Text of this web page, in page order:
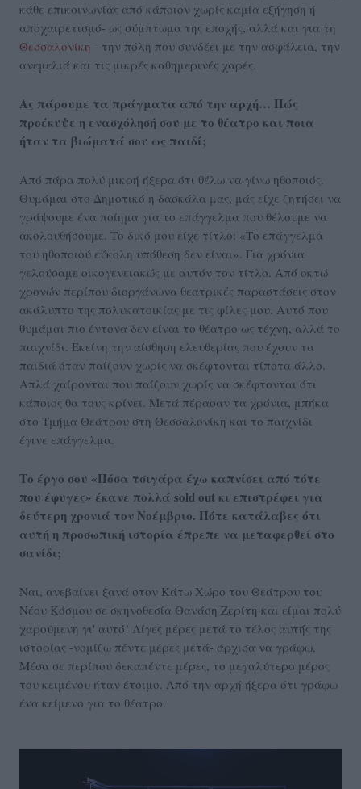
κάθε επικοινωνίας από κάποιον χωρίς καμία εξήγηση ή
αποχαιρετισμό- ως σύμπτωμα της εποχής, αλλά και για τη
Θεσσαλονίκη - την πόλη που συνδέει με την ασφάλεια, την
ανεμελιά και τις μικρές καθημερινές χαρές.
Ας πάρουμε τα πράγματα από την αρχή… Πώς
προέκυψε η ενασχόλησή σου με το θέατρο και ποια
ήταν τα βιώματά σου ως παιδί;
Από πάρα πολύ μικρή ήξερα ότι θέλω να γίνω ηθοποιός.
Θυμάμαι στο Δημοτικό η δασκάλα μας, μάς είχε ζητήσει να
γράψουμε ένα ποίημα για το επάγγελμα που θέλουμε να
ακολουθήσουμε. Το δικό μου είχε τίτλο: «Το επάγγελμα
του ηθοποιού εύκολη υπόθεση δεν είναι». Για χρόνια
γελούσαμε οικογενειακώς με αυτόν τον τίτλο. Από οκτώ
χρονών περίπου διοργάνωνα θεατρικές παραστάσεις στον
ακάλυπτο της πολυκατοικίας με τις φίλες μου. Αυτό που
θυμάμαι πιο έντονα δεν είναι το θέατρο ως τέχνη, αλλά το
παιχνίδι. Εκείνη την αίσθηση ελευθερίας που έχουν τα
παιδιά όταν παίζουν χωρίς να σκέφτονται τίποτα άλλο.
Απλά χαίρονται που παίζουν χωρίς να σκέφτονται ότι
κάποιος θα τους κρίνει. Μετά πέρασαν τα χρόνια, μπήκα
στο Τμήμα Θεάτρου στη Θεσσαλονίκη και το παιχνίδι
έγινε επάγγελμα.
Το έργο σου «Πόσα τσιγάρα έχω καπνίσει από τότε
που έφυγες» έκανε πολλά sold out κι επιστρέφει για
δεύτερη χρονιά τον Νοέμβριο. Πότε κατάλαβες ότι
αυτή η προσωπική ιστορία έπρεπε να μεταφερθεί στο
σανίδι;
Ναι, ανεβαίνει ξανά στον Κάτω Χώρο του Θεάτρου του
Νέου Κόσμου σε σκηνοθεσία Θανάση Ζερίτη και είμαι πολύ
χαρούμενη γι' αυτό! Λίγες μέρες μετά το τέλος αυτής της
ιστορίας -νομίζω πέντε μέρες μετά- άρχισα να γράφω.
Μέσα σε περίπου δεκαπέντε μέρες, το μεγαλύτερο μέρος
του κειμένου ήταν έτοιμο. Από την αρχή ήξερα ότι γράφω
ένα κείμενο για το θέατρο.